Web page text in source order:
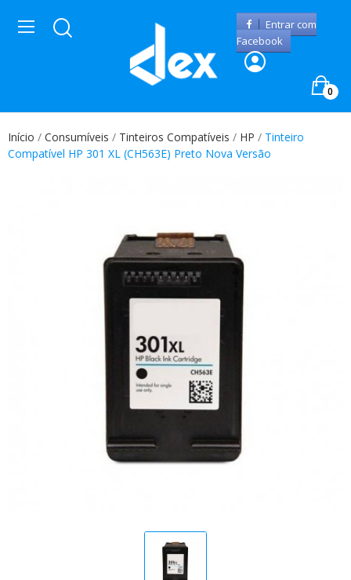
Entrar com
Facebook
0
Início Consumíveis Tinteiros Compatíveis HP
Tinteiro
Compatível HP 301 XL (CH563E) Preto Nova Versão